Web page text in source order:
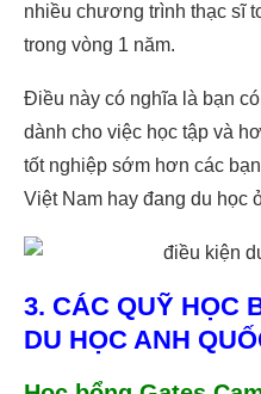
nhiều chương trình thạc sĩ
trong vòng 1 năm.
Điều này có nghĩa là bạn
dành cho việc học tập và
tốt nghiệp sớm hơn các
Việt Nam hay đang du học
3. CÁC QUỸ HỌC
DU HỌC ANH